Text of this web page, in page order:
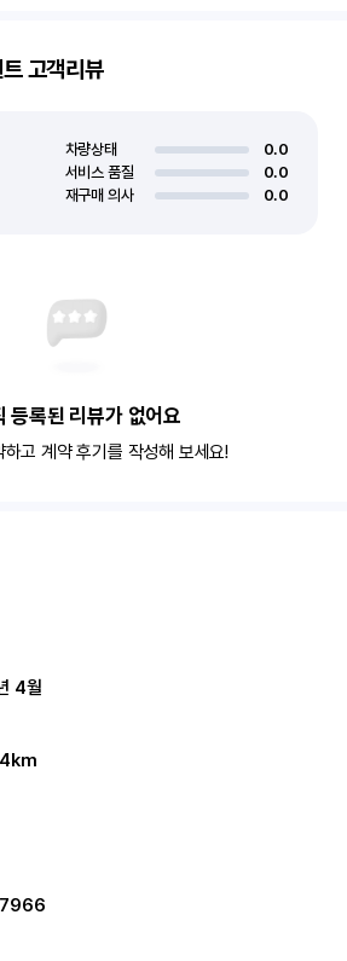
고객리뷰
차량상태
0.0
서비스 품질
0.0
재구매 의사
0.0
등록된 리뷰가 없어요
하고 계약 후기를 작성해 보세요!
4월